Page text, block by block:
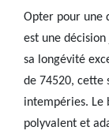
Opter pour une
est une
sa longévité
de 74520, cette
intempéries. Le
polyvalent et